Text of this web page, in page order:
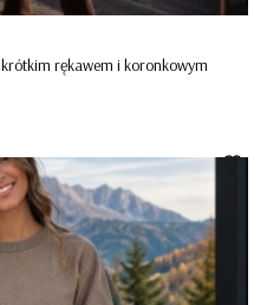
rękawem i koronkowym